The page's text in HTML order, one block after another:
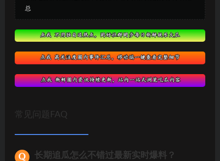
总
常见问题FAQ
长期追瓜怎么不错过最新实时爆料？